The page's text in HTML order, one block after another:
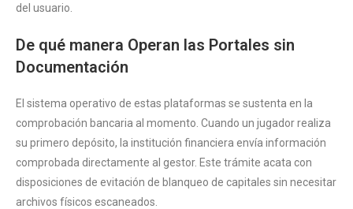
del usuario.
De qué manera Operan las Portales sin
Documentación
El sistema operativo de estas plataformas se sustenta en la
comprobación bancaria al momento. Cuando un jugador realiza
su primero depósito, la institución financiera envía información
comprobada directamente al gestor. Este trámite acata con
disposiciones de evitación de blanqueo de capitales sin necesitar
archivos físicos escaneados.